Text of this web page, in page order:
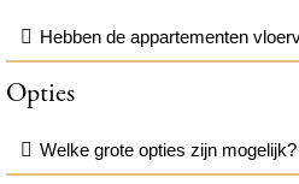
Hebben de appartementen
Opties
Welke grote opties zijn mogelijk?